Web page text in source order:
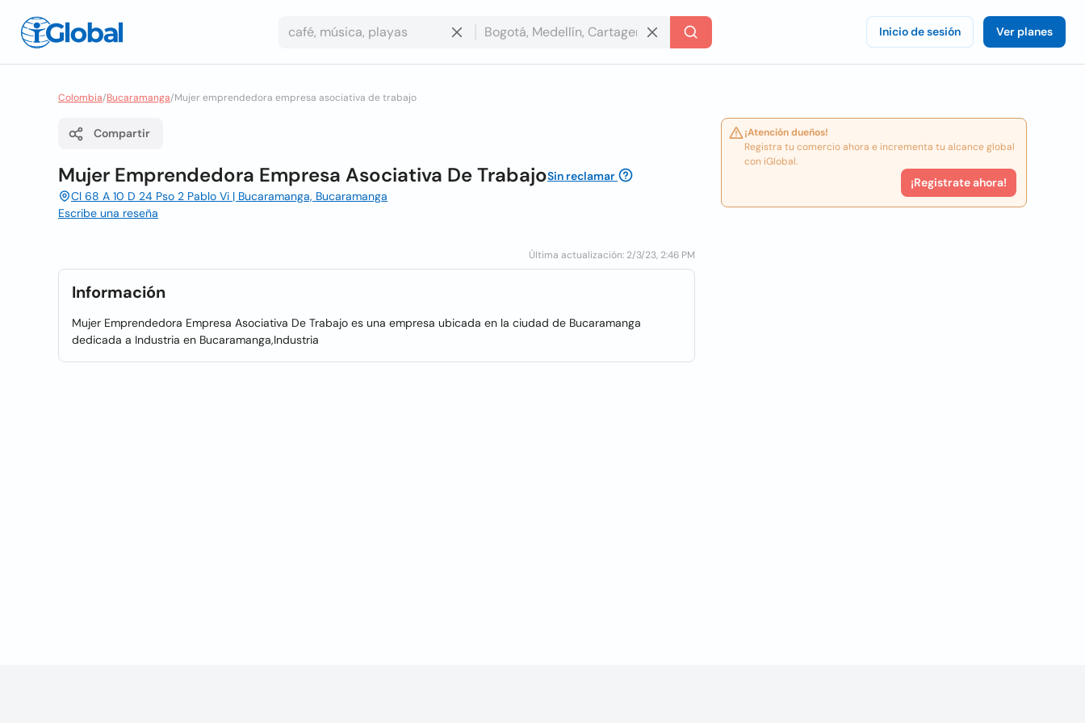
Inicio de sesión Ver planes
Colombia/Bucaramanga/Mujer emprendedora empresa asociativa de trabajo
Compartir
Mujer Emprendedora Empresa Asociativa De TrabajoSin reclamar
Cl 68 A 10 D 24 Pso 2 Pablo Vi | Bucaramanga, Bucaramanga
Escribe una reseña
Última actualización: 2/3/23, 2:46 PM
Información
Mujer Emprendedora Empresa Asociativa De Trabajo es una empresa ubicada en la ciudad de Bucaramanga
dedicada a Industria en Bucaramanga,Industria
¡Atención dueños!
Registra tu comercio ahora e incrementa tu alcance global
con iGlobal.
¡Registrate ahora!